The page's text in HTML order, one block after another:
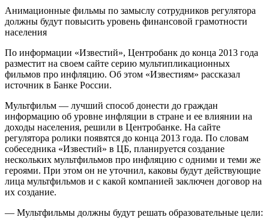
Анимационные фильмы по замыслу сотрудников регулятора
должны будут повысить уровень финансовой грамотности
населения
По информации «Известий», Центробанк до конца 2013 года
разместит на своем сайте серию мультипликационных
фильмов про инфляцию. Об этом «Известиям» рассказал
источник в Банке России.
Мультфильм — лучший способ донести до граждан
информацию об уровне инфляции в стране и ее влиянии на
доходы населения, решили в Центробанке. На сайте
регулятора ролики появятся до конца 2013 года. По словам
собеседника «Известий» в ЦБ, планируется создание
нескольких мультфильмов про инфляцию с одними и теми же
героями. При этом он не уточнил, каковы будут действующие
лица мультфильмов и с какой компанией заключен договор на
их создание.
— Мультфильмы должны будут решать образовательные цели: